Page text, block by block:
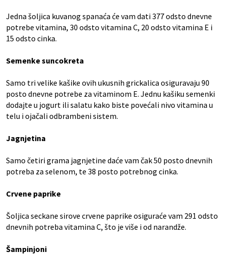
Jedna šoljica kuvanog spanaća će vam dati 377 odsto dnevne
potrebe vitamina, 30 odsto vitamina C, 20 odsto vitamina E i
15 odsto cinka.
Semenke suncokreta
Samo tri velike kašike ovih ukusnih grickalica osiguravaju 90
posto dnevne potrebe za vitaminom E. Jednu kašiku semenki
dodajte u jogurt ili salatu kako biste povećali nivo vitamina u
telu i ojačali odbrambeni sistem.
Jagnjetina
Samo četiri grama jagnjetine daće vam čak 50 posto dnevnih
potreba za selenom, te 38 posto potrebnog cinka.
Crvene paprike
Šoljica seckane sirove crvene paprike osiguraće vam 291 odsto
dnevnih potreba vitamina C, što je više i od narandže.
Šampinjoni